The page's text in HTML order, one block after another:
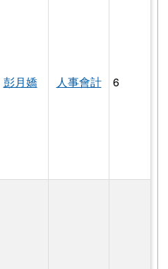
花蓮縣政府所屬各級學校教育
縣政府所屬各級學校教育專業
公告原住民族歲時祭儀放
住民族歲時祭儀放假日期.pdf
彭月嬌 人事會計 6